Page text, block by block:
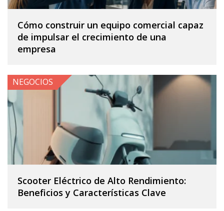
Cómo construir un equipo comercial capaz
de impulsar el crecimiento de una
empresa
Scooter Eléctrico de Alto Rendimiento:
Beneficios y Características Clave
NEGOCIOS